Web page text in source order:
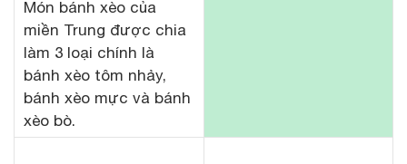
Món bánh xèo của
miền Trung được chia
làm 3 loại chính là
bánh xèo tôm nhảy,
bánh xèo mực và bánh
xèo bò.